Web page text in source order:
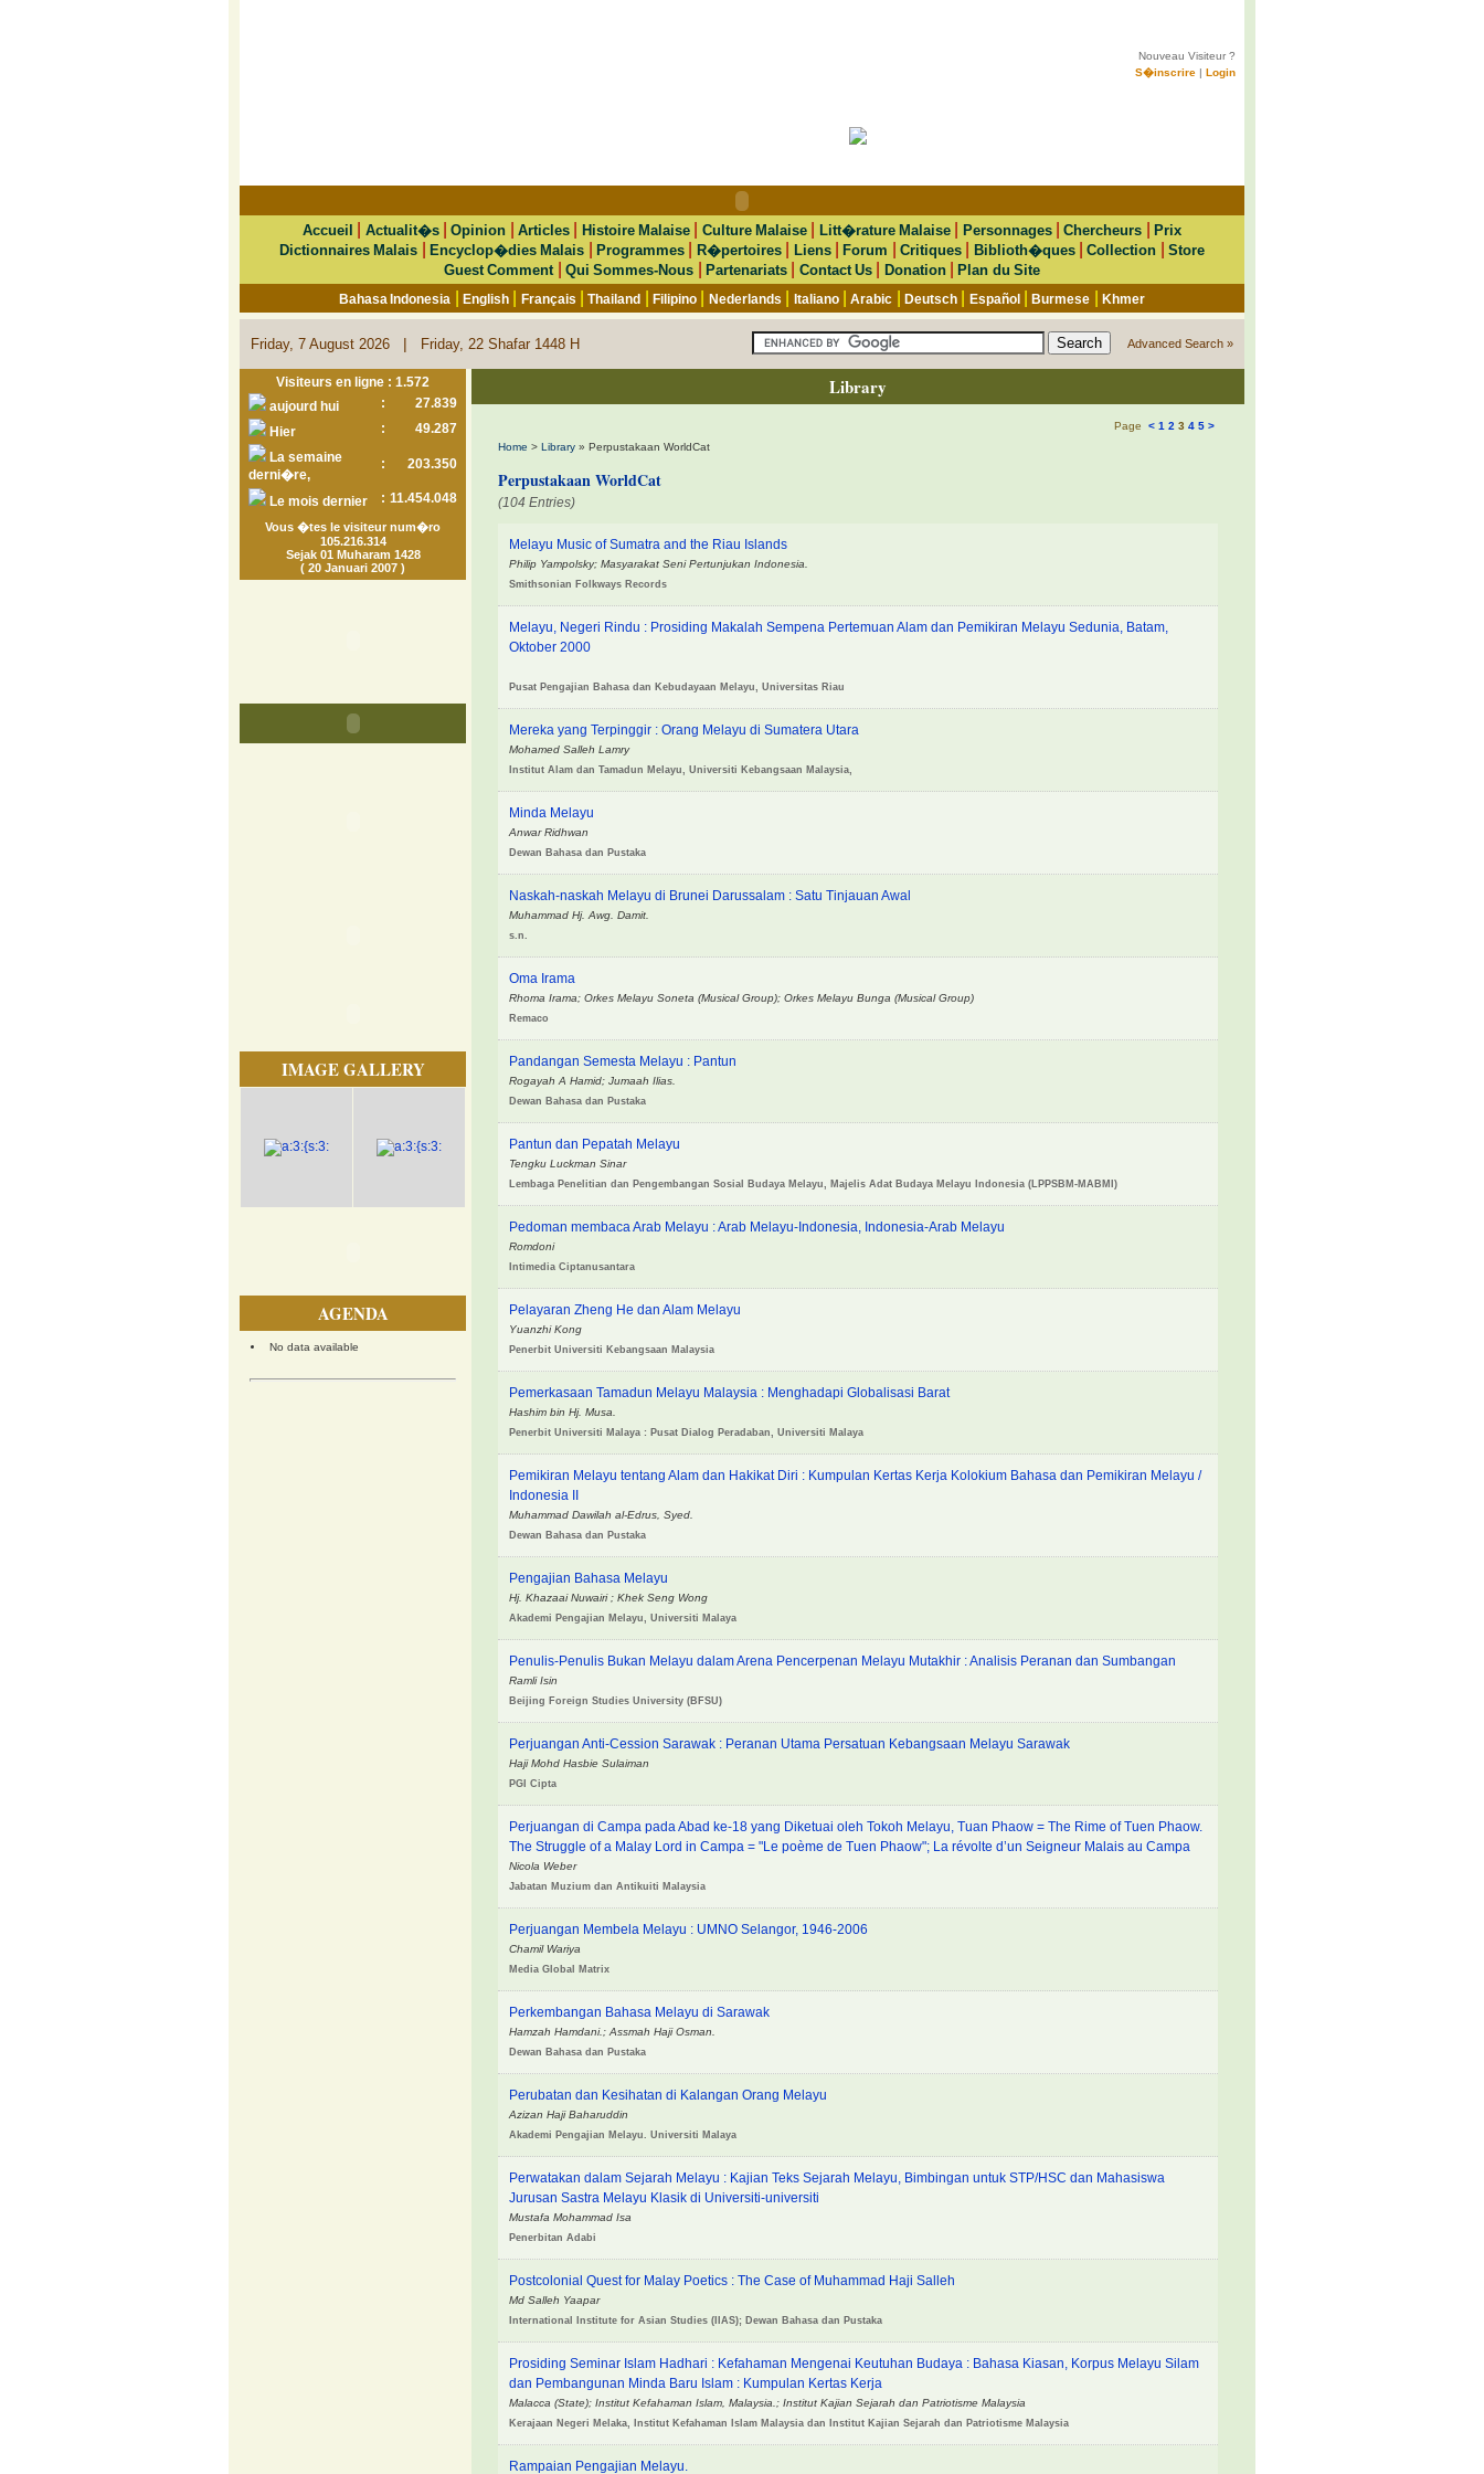
Nouveau Visiteur ?
S�inscrire | Login
Accueil Actualit�s|Opinion Articles| Histoire Malaise| Culture Malaise Litt�rature Malaise Personnages|Chercheurs |Prix
Dictionnaires Malais |Encyclop�dies Malais |Programmes R�pertoires| Liens|Forum Critiques| Biblioth�ques|Collection
Store
Guest Comment
Qui Sommes-Nous Partenariats Contact Us Donation|Plan du Site
Bahasa Indonesia |English Français |Thailand |Filipino Nederlands Italiano|Arabic Deutsch| Español|Burmese Khmer
Friday, 7 August 2026 | Friday, 22 Shafar 1448 H Advanced Search »
Visiteurs en ligne : 1.572
aujourd hui
:
27.839
Hier
:
49.287
La semaine
derni�re,
: 203.350
Le mois dernier : 11.454.048
Vous �tes le visiteur num�ro
105.216.314
Sejak 01 Muharam 1428
( 20 Januari 2007 )
IMAGE GALLERY
AGENDA
No data available
Library
Page < 1 2 3 4 5 >
Home > Library » Perpustakaan WorldCat
Perpustakaan WorldCat
(104 Entries)
Melayu Music of Sumatra and the Riau Islands
Philip Yampolsky; Masyarakat Seni Pertunjukan Indonesia.
Smithsonian Folkways Records
Melayu, Negeri Rindu : Prosiding Makalah Sempena Pertemuan Alam dan Pemikiran Melayu Sedunia, Batam,
Oktober 2000
Pusat Pengajian Bahasa dan Kebudayaan Melayu, Universitas Riau
Mereka yang Terpinggir : Orang Melayu di Sumatera Utara
Mohamed Salleh Lamry
Institut Alam dan Tamadun Melayu, Universiti Kebangsaan Malaysia,
Minda Melayu
Anwar Ridhwan
Dewan Bahasa dan Pustaka
Naskah-naskah Melayu di Brunei Darussalam : Satu Tinjauan Awal
Muhammad Hj. Awg. Damit.
s.n.
Oma Irama
Rhoma Irama; Orkes Melayu Soneta (Musical Group); Orkes Melayu Bunga (Musical Group)
Remaco
Pandangan Semesta Melayu : Pantun
Rogayah A Hamid; Jumaah Ilias.
Dewan Bahasa dan Pustaka
Pantun dan Pepatah Melayu
Tengku Luckman Sinar
Lembaga Penelitian dan Pengembangan Sosial Budaya Melayu, Majelis Adat Budaya Melayu Indonesia (LPPSBM-MABMI)
Pedoman membaca Arab Melayu : Arab Melayu-Indonesia, Indonesia-Arab Melayu
Romdoni
Intimedia Ciptanusantara
Pelayaran Zheng He dan Alam Melayu
Yuanzhi Kong
Penerbit Universiti Kebangsaan Malaysia
Pemerkasaan Tamadun Melayu Malaysia : Menghadapi Globalisasi Barat
Hashim bin Hj. Musa.
Penerbit Universiti Malaya : Pusat Dialog Peradaban, Universiti Malaya
Pemikiran Melayu tentang Alam dan Hakikat Diri : Kumpulan Kertas Kerja Kolokium Bahasa dan Pemikiran Melayu /
Indonesia II
Muhammad Dawilah al-Edrus, Syed.
Dewan Bahasa dan Pustaka
Pengajian Bahasa Melayu
Hj. Khazaai Nuwairi ; Khek Seng Wong
Akademi Pengajian Melayu, Universiti Malaya
Penulis-Penulis Bukan Melayu dalam Arena Pencerpenan Melayu Mutakhir : Analisis Peranan dan Sumbangan
Ramli Isin
Beijing Foreign Studies University (BFSU)
Perjuangan Anti-Cession Sarawak : Peranan Utama Persatuan Kebangsaan Melayu Sarawak
Haji Mohd Hasbie Sulaiman
PGI Cipta
Perjuangan di Campa pada Abad ke-18 yang Diketuai oleh Tokoh Melayu, Tuan Phaow = The Rime of Tuen Phaow.
The Struggle of a Malay Lord in Campa = "Le poème de Tuen Phaow"; La révolte d’un Seigneur Malais au Campa
Nicola Weber
Jabatan Muzium dan Antikuiti Malaysia
Perjuangan Membela Melayu : UMNO Selangor, 1946-2006
Chamil Wariya
Media Global Matrix
Perkembangan Bahasa Melayu di Sarawak
Hamzah Hamdani.; Assmah Haji Osman.
Dewan Bahasa dan Pustaka
Perubatan dan Kesihatan di Kalangan Orang Melayu
Azizan Haji Baharuddin
Akademi Pengajian Melayu. Universiti Malaya
Perwatakan dalam Sejarah Melayu : Kajian Teks Sejarah Melayu, Bimbingan untuk STP/HSC dan Mahasiswa
Jurusan Sastra Melayu Klasik di Universiti-universiti
Mustafa Mohammad Isa
Penerbitan Adabi
Postcolonial Quest for Malay Poetics : The Case of Muhammad Haji Salleh
Md Salleh Yaapar
International Institute for Asian Studies (IIAS); Dewan Bahasa dan Pustaka
Prosiding Seminar Islam Hadhari : Kefahaman Mengenai Keutuhan Budaya : Bahasa Kiasan, Korpus Melayu Silam
dan Pembangunan Minda Baru Islam : Kumpulan Kertas Kerja
Malacca (State); Institut Kefahaman Islam, Malaysia.; Institut Kajian Sejarah dan Patriotisme Malaysia
Kerajaan Negeri Melaka, Institut Kefahaman Islam Malaysia dan Institut Kajian Sejarah dan Patriotisme Malaysia
Rampaian Pengajian Melayu.